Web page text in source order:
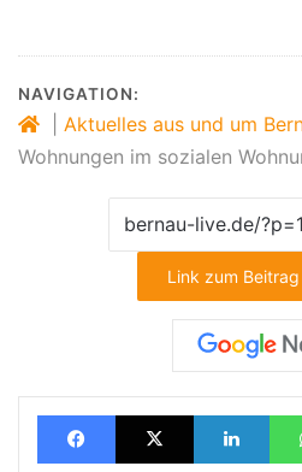
NAVIGATION:
Aktuelles aus und um
Wohnungen im sozialen
Link zum
FacebookX